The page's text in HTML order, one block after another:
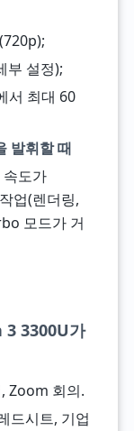
부 설정);
서 최대 60
발휘할 때
도가
업(렌더링,
모드가 거
3 3300U가
Zoom 회의.
드시트, 기업